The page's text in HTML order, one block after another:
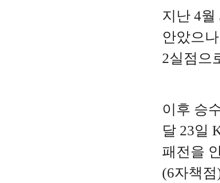
지난 4
안았으
2실점으
이후 승
달 23일
패전을
(6자책